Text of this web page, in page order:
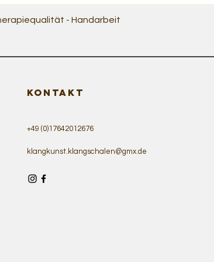
Schnellansicht
- Handarbeit
KONTAKT
+49 (0)17642012676
klangkunst.klangschalen@gmx.de